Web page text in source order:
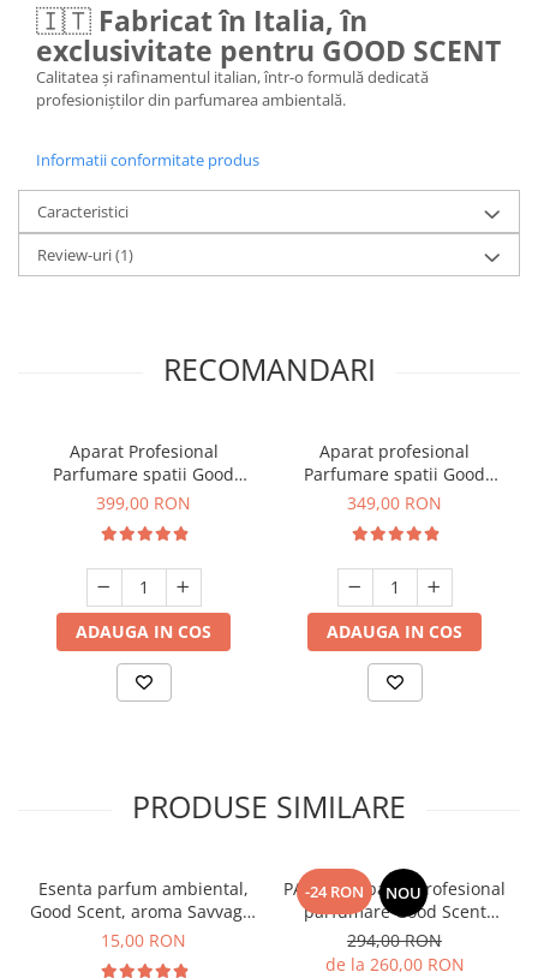
🇮🇹 Fabricat în Italia, în
exclusivitate pentru GOOD SCENT
Calitatea și rafinamentul italian, într-o formulă dedicată
profesioniștilor din parfumarea ambientală.
Informatii conformitate produs
Caracteristici
Review-uri(1)
RECOMANDARI
Aparat Profesional
Parfumare spatii Good
Scent GS 400, culoare alba
399,00 RON
ADAUGA IN COS
Aparat profesional
Parfumare spatii Good
Scent GS 100, culoare alb si
349,00 RON
ADAUGA IN COS
PRODUSE SIMILARE
Esenta parfum ambiental,
Good Scent, aroma Savvage,
10 g
15,00 RON
-24 RON NOU
PACHET: Aparat profesional
parfumare Good Scent
Aroma Car Diffuser, cu
baterie interna, negru si 5
294,00 RON
de la 260,00 RON